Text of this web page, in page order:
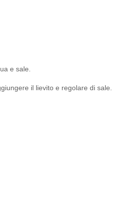
e sale.
il lievito e regolare di sale.